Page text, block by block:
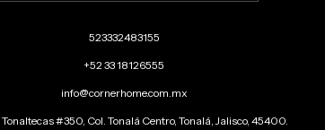
523332483155
+52 33 18126555
info@cornerhome.com.mx
#350, Col. Tonalá Centro, Tonalá, Jalisco, 45400.